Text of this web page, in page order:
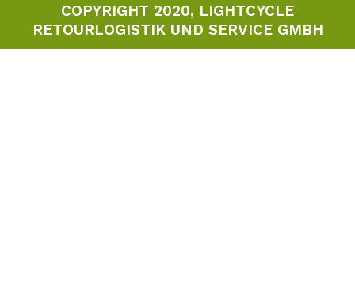
COPYRIGHT 2020, LIGHTCYCLE
RETOURLOGISTIK UND SERVICE GMBH